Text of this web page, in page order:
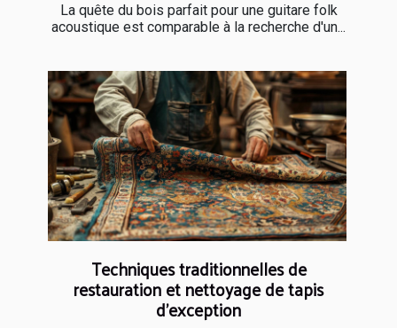
La quête du bois parfait pour une guitare folk
acoustique est comparable à la recherche d'un...
Techniques traditionnelles de
restauration et nettoyage de tapis
d'exception